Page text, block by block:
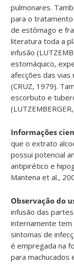
pulmonares.
para o
de estômago e
literatura toda a
infusão
estomáquico,
afecções das
(CRUZ, 1979).
escorbuto e
Informações
que o extrato
possui potencial
antipirético e
Mantena et al.,
Observação do
infusão das
internamente
sintomas de
é empregada na
para machucados